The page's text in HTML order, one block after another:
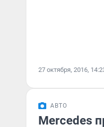
27 октября, 2016,
АВТО
Mercedes